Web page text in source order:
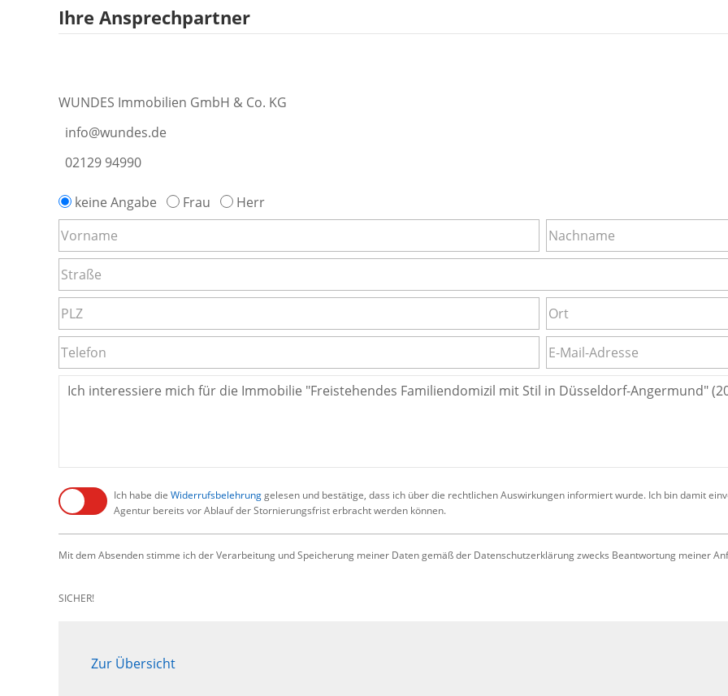
Ihre Ansprechpartner
WUNDES Immobilien GmbH & Co. KG
info@wundes.de
02129 94990
keine Angabe Frau Herr
Ich habe die Widerrufsbelehrunggelesen und bestätige, dass ich über die rechtlichen Auswirkungen informiert wurde. Ich bin damit
Agentur bereits vor Ablauf der Stornierungsfrist erbracht werden können.
Mit dem Absenden stimme ich der Verarbeitung und Speicherung meiner Daten gemäß der Datenschutzerklärung zwecks Beantwortung meiner
SICHER!
Zur Übersicht